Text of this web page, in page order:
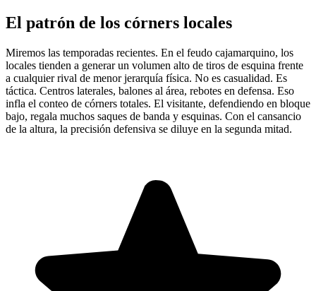
El patrón de los córners locales
Miremos las temporadas recientes. En el feudo cajamarquino, los
locales tienden a generar un volumen alto de tiros de esquina frente
a cualquier rival de menor jerarquía física. No es casualidad. Es
táctica. Centros laterales, balones al área, rebotes en defensa. Eso
infla el conteo de córners totales. El visitante, defendiendo en bloque
bajo, regala muchos saques de banda y esquinas. Con el cansancio
de la altura, la precisión defensiva se diluye en la segunda mitad.